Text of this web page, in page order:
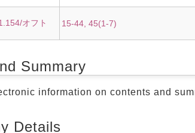
オフト 15-44, 45(1-7)
Summary
information on contents and
Details